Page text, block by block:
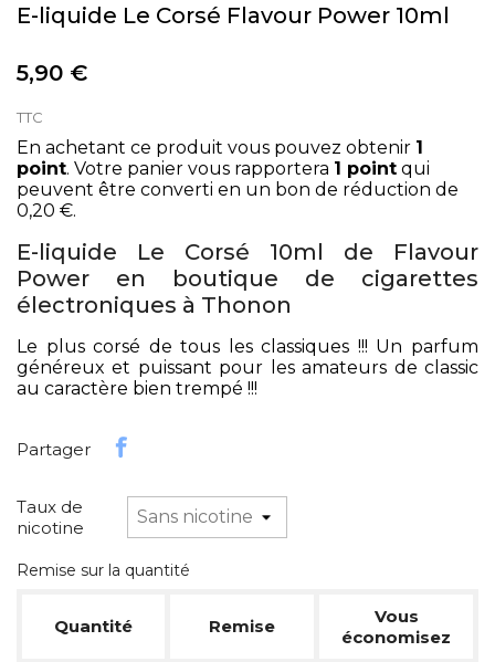
E-liquide Le Corsé Flavour Power 10ml
5,90 €
TTC
En achetant ce produit vous pouvez obtenir 1
point. Votre panier vous rapportera 1 point qui
peuvent être converti en un bon de réduction de
0,20 €.
E-liquide Le Corsé 10ml de Flavour
Power en boutique de cigarettes
électroniques à Thonon
Le plus corsé de tous les classiques !!! Un parfum
généreux et puissant pour les amateurs de classic
au caractère bien trempé !!!
Partager
Taux de
nicotine
Remise sur la quantité
Quantité Remise
Vous
économisez